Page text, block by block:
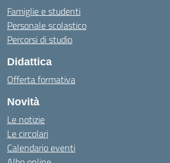
Famiglie e studenti
Personale scolastico
Percorsi di studio
Didattica
Offerta formativa
Novità
Le notizie
Le circolari
Calendario eventi